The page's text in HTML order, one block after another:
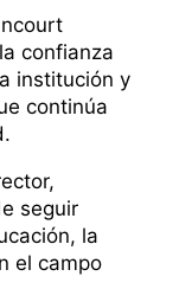
confianza
institución y
continúa
seguir
la
el campo